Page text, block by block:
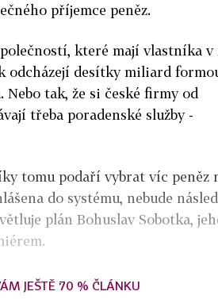
příjemce peněz.
které mají vlastníka v
odcházejí desítky miliard
tak, že si české firmy od
třeba poradenské služby -
tomu podaří vybrat víc peněz
do systému, nebude
plán Bohuslav Sobotka,
JEŠTĚ 70 % ČLÁNKU